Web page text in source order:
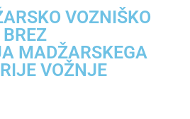
VOZNIŠKO
MADŽARSKEGA
VOŽNJE